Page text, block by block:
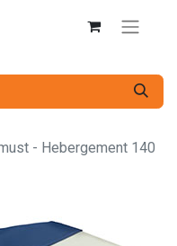
- Hebergement 140